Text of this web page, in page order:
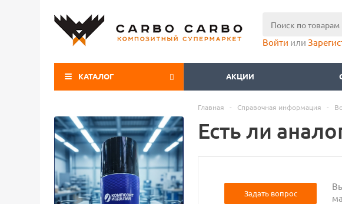
Войти или
КАТАЛОГ АКЦИИ
Главная - Справочная информация -
Есть ли
Задать вопрос